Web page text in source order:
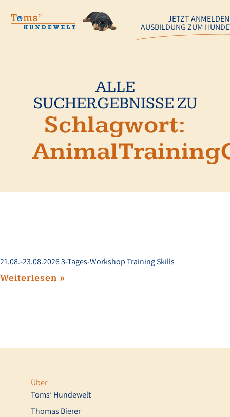
JETZT
AUSBILDUNG ZUM
ALLE
SUCHERGEBNISSE ZU
Schlagwort:
21.08.-23.08.2026 3-Tages-Workshop Training Skills
Weiterlesen »
Über
Toms’ Hundewelt
Thomas Bierer